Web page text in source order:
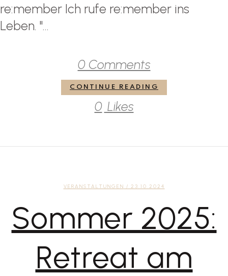
re:member Ich rufe re:member ins
Leben. "...
0 Comments
CONTINUE READING
0 Likes
VERANSTALTUNGEN / 23.10.2024
Sommer 2025:
Retreat am